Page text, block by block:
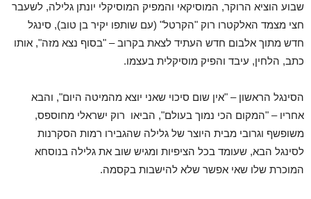
שבוע הוציא הרוקר, המוסיקאי והמפיק המוסיקלי יונתן גלילה, לשעבר
חצי מצמד האלקטרו רוק "הקרטל" (עם שותפו יקיר בן טוב), סינגל
חדש מתוך אלבום חדש העתיד לצאת בקרוב – "בסוף נצא מזה", אותו
כתב, הלחין, עיבד והפיק מוסיקלית בעצמו.
הסינגל הראשון – "אין שום סיכוי שאני יוצא מהמיטה היום", והבא
אחריו – "המקום הכי נמוך בעולם", הביאו רוק ישראלי מחוספס,
משופשף וגרובי מבית היוצר של גלילה שהגבירו רמות הסקרנות
לסינגל הבא, שעומד בכל הציפיות ומגיש שוב את גלילה בנוסחא
המוכרת שלו שאי אפשר שלא להישבות בקסמה.